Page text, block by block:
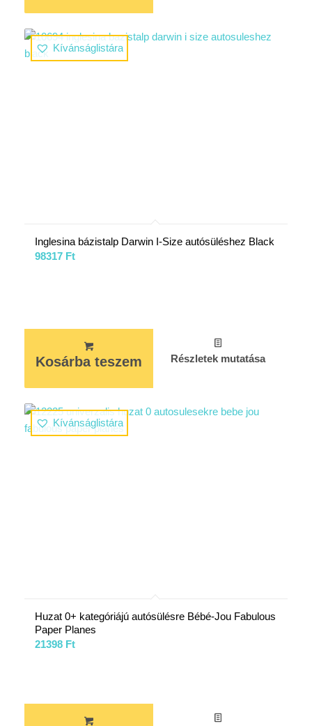
Kívánságlistára
Inglesina bázistalp Darwin I-Size autósüléshez Black
98317 Ft
Kosárba teszem Részletek mutatása
Kívánságlistára
Huzat 0+ kategóriájú autósülésre Bébé-Jou Fabulous
Paper Planes
21398 Ft